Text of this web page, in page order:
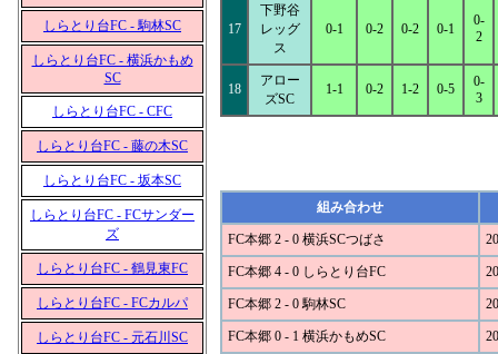
しらとり台FC - 駒林SC
しらとり台FC - 横浜かもめ
SC
しらとり台FC - CFC
しらとり台FC - 藤の木SC
しらとり台FC - 坂本SC
しらとり台FC - FCサンダー
ズ
しらとり台FC - 鶴見東FC
しらとり台FC - FCカルパ
しらとり台FC - 元石川SC
17
下野谷
レッグ
ス
0-1 0-2 0-2 0-1
0-
2
18
アロー
ズSC
1-1 0-2 1-2 0-5
0-
3
組み合わせ
FC本郷 2 - 0 横浜SCつばさ
FC本郷 4 - 0 しらとり台FC
FC本郷 2 - 0 駒林SC
FC本郷 0 - 1 横浜かもめSC